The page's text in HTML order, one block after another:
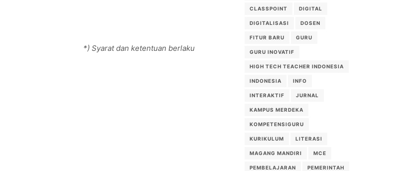
*) Syarat dan ketentuan berlaku
CLASSPOINT DIGITAL
DIGITALISASI DOSEN
FITUR BARU GURU
GURU INOVATIF
HIGH TECH TEACHER INDONESIA
INDONESIA INFO
INTERAKTIF JURNAL
KAMPUS MERDEKA
KOMPETENSIGURU
KURIKULUM LITERASI
MAGANG MANDIRI MCE
PEMBELAJARAN PEMERINTAH